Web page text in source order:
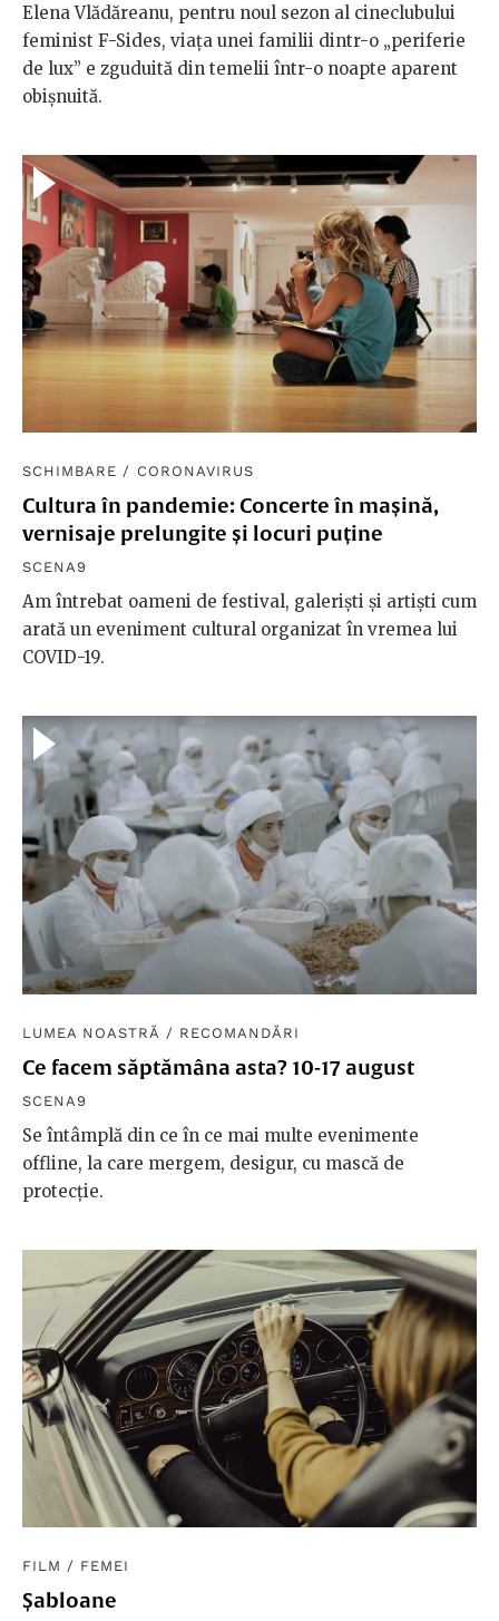
Elena Vlădăreanu, pentru noul sezon al cineclubului
feminist F-Sides, viața unei familii dintr-o „periferie
de lux” e zguduită din temelii într-o noapte aparent
obișnuită.
SCHIMBARE / CORONAVIRUS
Cultura în pandemie: Concerte în mașină,
vernisaje prelungite și locuri puține
SCENA9
Am întrebat oameni de festival, galeriști și artiști cum
arată un eveniment cultural organizat în vremea lui
COVID-19.
LUMEA NOASTRĂ / RECOMANDĂRI
Ce facem săptămâna asta? 10-17 august
SCENA9
Se întâmplă din ce în ce mai multe evenimente
offline, la care mergem, desigur, cu mască de
protecție.
FILM / FEMEI
Șabloane